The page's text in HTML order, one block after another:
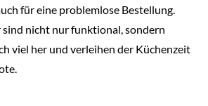
für eine problemlose Bestellung.
nicht nur funktional, sondern
viel her und verleihen der Küchenzeit